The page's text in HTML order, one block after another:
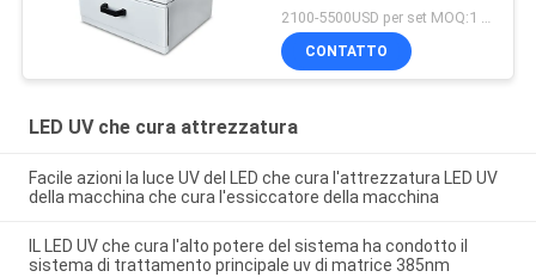
trattamento principale uv
della scatola 405nm
2100-5500USD per set MOQ:1 insieme
CONTATTO
LED UV che cura attrezzatura
Facile azioni la luce UV del LED che cura l'attrezzatura LED UV
della macchina che cura l'essiccatore della macchina
IL LED UV che cura l'alto potere del sistema ha condotto il
sistema di trattamento principale uv di matrice 385nm